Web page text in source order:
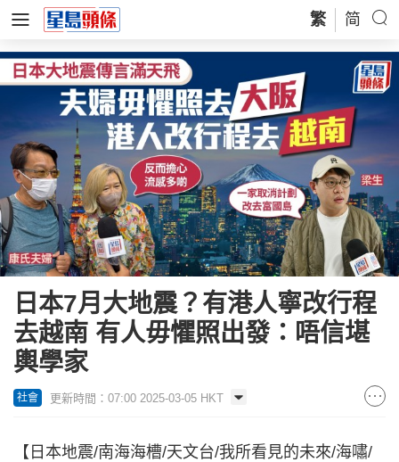
繁 简
日本7月大地震？有港人寧改行程
去越南 有人毋懼照出發：唔信堪
輿學家
社會 更新時間：07:00 2025-03-05 HKT
【日本地震/南海海槽/天文台/我所看見的未來/海嘯/